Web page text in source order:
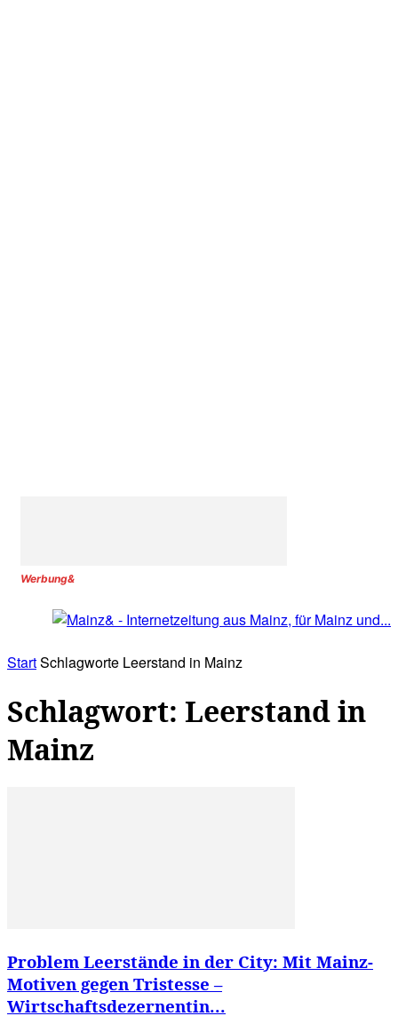
Werbung&
StartSchlagworte Leerstand in Mainz
Schlagwort: Leerstand in
Mainz
Problem Leerstände in der City: Mit Mainz-
Motiven gegen Tristesse –
Wirtschaftsdezernentin...